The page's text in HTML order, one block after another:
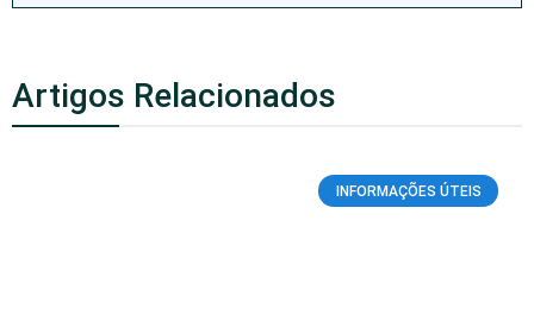
Artigos Relacionados
INFORMAÇÕES ÚTEIS